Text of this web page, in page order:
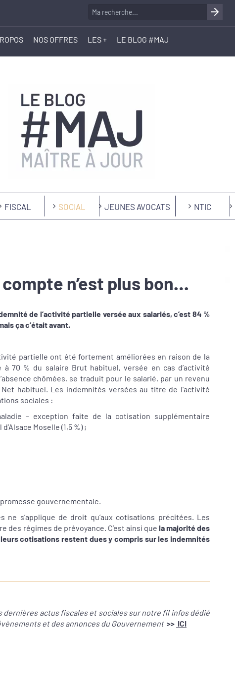
NOS OFFRES LES + LE BLOG #MAJ
FISCAL SOCIAL JEUNES AVOCATS NTIC
n’est plus bon…
de l’activité partielle versée aux salariés, c’est 84 %
ça c’était avant.
partielle ont été fortement améliorées en raison de la
70 % du salaire Brut habituel, versée en cas d’activité
chômées, se traduit pour le salarié, par un revenu
habituel. Les indemnités versées au titre de l'activité
sociales :
– exception faite de la cotisation supplémentaire
Moselle (1,5 %) ;
gouvernementale.
ne s’applique de droit qu’aux cotisations précitées. Les
régimes de prévoyance. C’est ainsi que la majorité des
cotisations restent dues y compris sur les indemnités
dernières actus fiscales et sociales sur notre fil infos dédié
et des annonces du Gouvernement>> ICI